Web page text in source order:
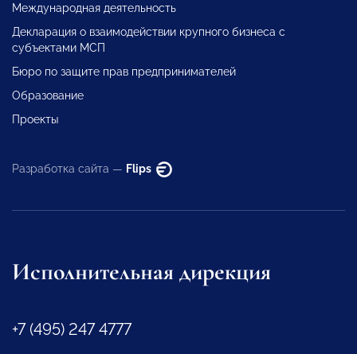
Международная деятельность
Декларация о взаимодействии крупного бизнеса с
субъектами МСП
Бюро по защите прав предпринимателей
Образование
Проекты
Разработка сайта — Flips
Исполнительная дирекция
+7 (495) 247 4777